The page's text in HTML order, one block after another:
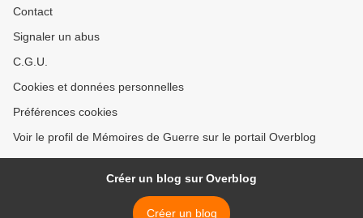
Contact
Signaler un abus
C.G.U.
Cookies et données personnelles
Préférences cookies
Voir le profil de Mémoires de Guerre sur le portail Overblog
Créer un blog sur Overblog
Créer un blog